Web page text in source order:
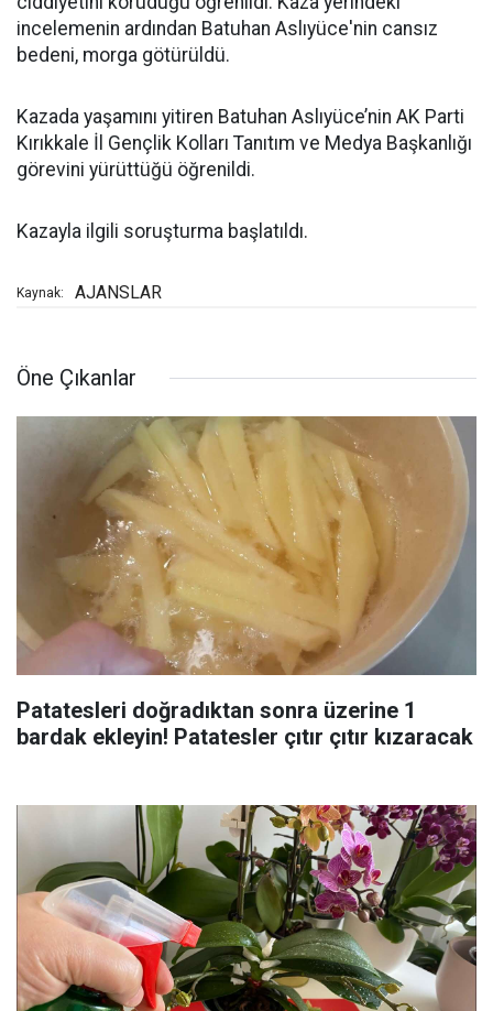
incelemenin ardından Batuhan Aslıyüce'nin cansız
bedeni, morga götürüldü.
Kazada yaşamını yitiren Batuhan Aslıyüce’nin AK Parti
Kırıkkale İl Gençlik Kolları Tanıtım ve Medya Başkanlığı
görevini yürüttüğü öğrenildi.
Kazayla ilgili soruşturma başlatıldı.
Kaynak: AJANSLAR
Öne Çıkanlar
Patatesleri doğradıktan sonra üzerine 1
bardak ekleyin! Patatesler çıtır çıtır kızaracak